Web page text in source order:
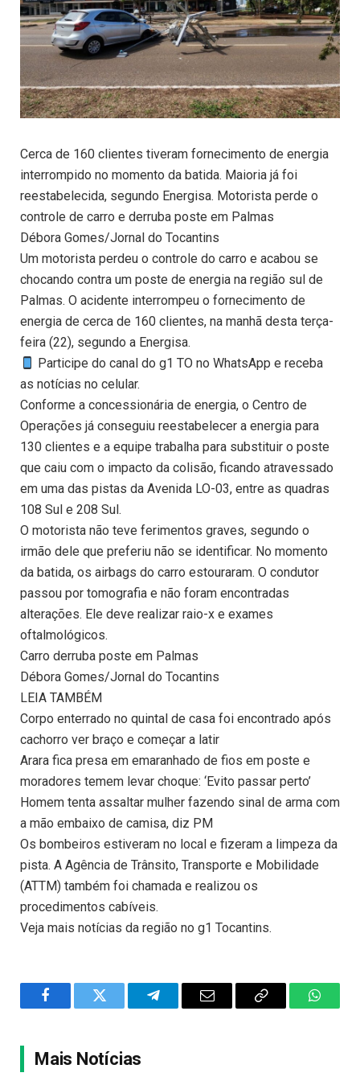
Cerca de 160 clientes tiveram fornecimento de energia
interrompido no momento da batida. Maioria já foi
reestabelecida, segundo Energisa. Motorista perde o
controle de carro e derruba poste em Palmas
Débora Gomes/Jornal do Tocantins
Um motorista perdeu o controle do carro e acabou se
chocando contra um poste de energia na região sul de
Palmas. O acidente interrompeu o fornecimento de
energia de cerca de 160 clientes, na manhã desta terça-
feira (22), segundo a Energisa.
Participe do canal do g1 TO no WhatsApp e receba
as notícias no celular.
Conforme a concessionária de energia, o Centro de
Operações já conseguiu reestabelecer a energia para
130 clientes e a equipe trabalha para substituir o poste
que caiu com o impacto da colisão, ficando atravessado
em uma das pistas da Avenida LO-03, entre as quadras
108 Sul e 208 Sul.
O motorista não teve ferimentos graves, segundo o
irmão dele que preferiu não se identificar. No momento
da batida, os airbags do carro estouraram. O condutor
passou por tomografia e não foram encontradas
alterações. Ele deve realizar raio-x e exames
oftalmológicos.
Carro derruba poste em Palmas
Débora Gomes/Jornal do Tocantins
LEIA TAMBÉM
Corpo enterrado no quintal de casa foi encontrado após
cachorro ver braço e começar a latir
Arara fica presa em emaranhado de fios em poste e
moradores temem levar choque: ‘Evito passar perto’
Homem tenta assaltar mulher fazendo sinal de arma com
a mão embaixo de camisa, diz PM
Os bombeiros estiveram no local e fizeram a limpeza da
pista. A Agência de Trânsito, Transporte e Mobilidade
(ATTM) também foi chamada e realizou os
procedimentos cabíveis.
Veja mais notícias da região no g1 Tocantins.
FacebookTwitter TelegramEmail
Copy
Mais Notícias